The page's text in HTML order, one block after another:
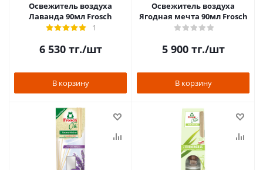
Освежитель воздуха
Лаванда 90мл Frosch
1
6 530тг./шт
В корзину
Освежитель воздуха
Ягодная мечта 90мл Frosch
5 900тг./шт
В корзину